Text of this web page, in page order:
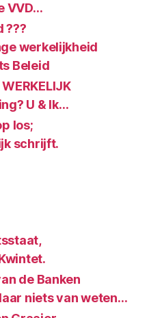
VVD…
???
werkelijkheid
Beleid
U & Ik…
los;
schrijft.
de Banken
niets van weten…